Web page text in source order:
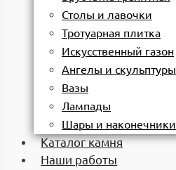
Столы и лавочки
Тротуарная плитка
Искусственный газон
Ангелы и скульптуры
Вазы
Лампады
Шары и наконечники
Каталог камня
Наши работы